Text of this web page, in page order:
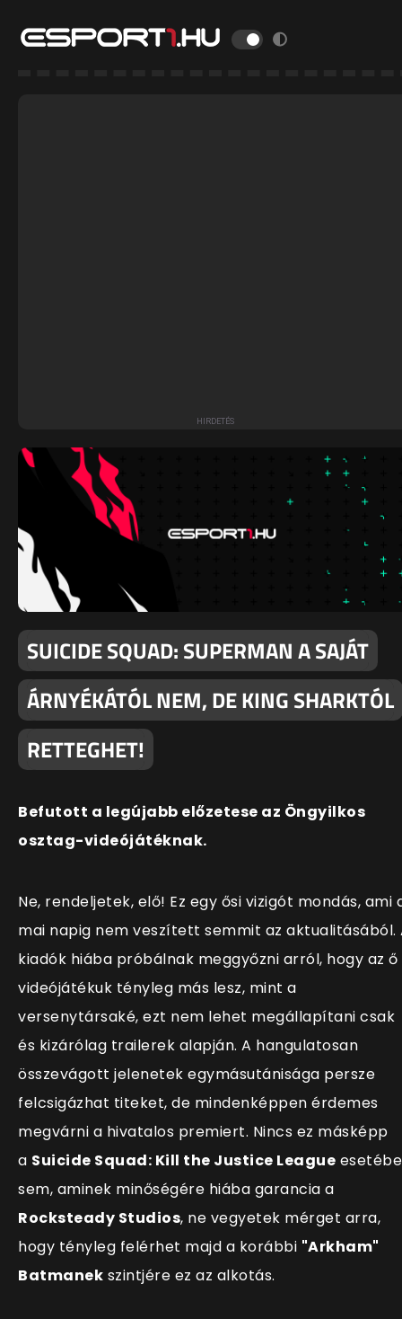
SUICIDE SQUAD: SUPERMAN A SAJÁT
ÁRNYÉKÁTÓL NEM, DE KING SHARKTÓL
RETTEGHET!
Befutott a legújabb előzetese az Öngyilkos
osztag-videójátéknak.
Ne, rendeljetek, elő! Ez egy ősi vizigót mondás, ami
mai napig nem veszített semmit az aktualitásából.
kiadók hiába próbálnak meggyőzni arról, hogy az ő
videójátékuk tényleg más lesz, mint a
versenytársaké, ezt nem lehet megállapítani csak
és kizárólag trailerek alapján. A hangulatosan
összevágott jelenetek egymásutánisága persze
felcsigázhat titeket, de mindenképpen érdemes
megvárni a hivatalos premiert. Nincs ez másképp
a Suicide Squad: Kill the Justice League
sem, aminek minőségére hiába garancia a
Rocksteady Studios, ne vegyetek mérget arra,
hogy tényleg felérhet majd a korábbi "Arkham"
Batmanek szintjére ez az alkotás.